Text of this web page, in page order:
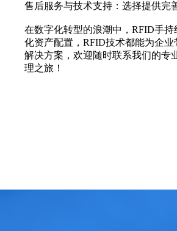
售后服务与技术支持：选择提供完
在数字化转型的浪潮中，RFID手
化资产配置，RFID技术都能为企
解决方案，欢迎随时联系我们的专
理之旅！